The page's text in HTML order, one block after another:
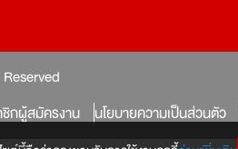
ชิกผู้สมัครงาน นโยบายความเป็นส่วนตัว